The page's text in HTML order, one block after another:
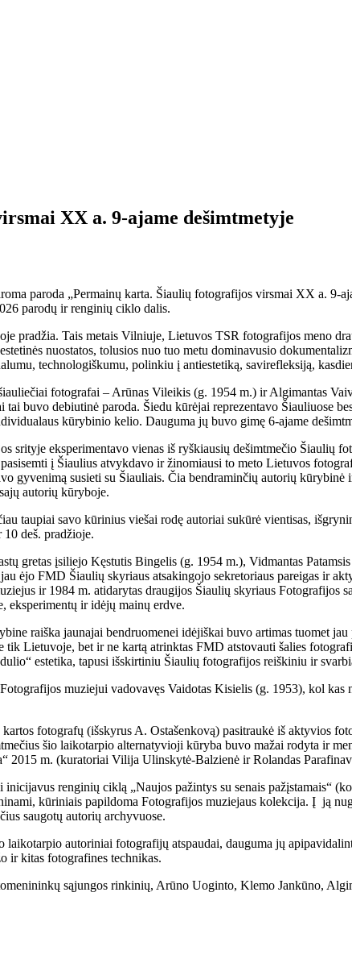
XX a. 9-ajame dešimtmetyje
paroda „Permainų karta. Šiaulių fotografijos virsmai XX a.
parodų ir renginių ciklo dalis.
pradžia. Tais metais Vilniuje, Lietuvos TSR fotografijos meno
nuostatos, tolusios nuo tuo metu dominavusio
technologiškumu, polinkiu į antiestetiką, savirefleksiją,
fotografai – Arūnas Vileikis (g. 1954 m.) ir Algimantas
buvo debiutinė paroda. Šiedu kūrėjai reprezentavo Šiauliuose
kūrybinio kelio. Dauguma jų buvo gimę 6-ajame
srityje eksperimentavo vienas iš ryškiausių dešimtmečio Šiaulių
į Šiaulius atvykdavo ir žinomiausi to meto Lietuvos
gyvenimą susieti su Šiauliais. Čia bendraminčių autorių
autorių kūryboje.
taupiai savo kūrinius viešai rodę autoriai sukūrė vientisas,
10 deš. pradžioje.
gretas įsiliejo Kęstutis Bingelis (g. 1954 m.), Vidmantas
ėjo FMD Šiaulių skyriaus atsakingojo sekretoriaus pareigas ir
ir 1984 m. atidarytas draugijos Šiaulių skyriaus Fotografijos
eksperimentų ir idėjų mainų erdve.
raiška jaunajai bendruomenei idėjiškai buvo artimas tuomet
Lietuvoje, bet ir ne kartą atrinktas FMD atstovauti šalies
estetika, tapusi išskirtiniu Šiaulių fotografijos reiškiniu ir
muziejui vadovavęs Vaidotas Kisielis (g. 1953), kol
fotografų (išskyrus A. Ostašenkovą) pasitraukė iš aktyvios
šio laikotarpio alternatyvioji kūryba buvo mažai rodyta ir
2015 m. (kuratoriai Vilija Ulinskytė-Balzienė ir Rolandas
renginių ciklą „Naujos pažintys su senais pažįstamais“
kūriniais papildoma Fotografijos muziejaus kolekcija. Į ją
saugotų autorių archyvuose.
autoriniai fotografijų atspaudai, dauguma jų
ir kitas fotografines technikas.
sąjungos rinkinių, Arūno Uoginto, Klemo Jankūno,